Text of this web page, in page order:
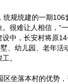
规统建的一期106
很难让人相信，“
中，长安村将原
、幼儿园、老年活
。
坐落本村的优势